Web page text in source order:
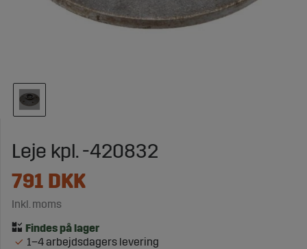
Leje kpl. -420832
791 DKK
Inkl. moms
1–4 arbejdsdagers levering